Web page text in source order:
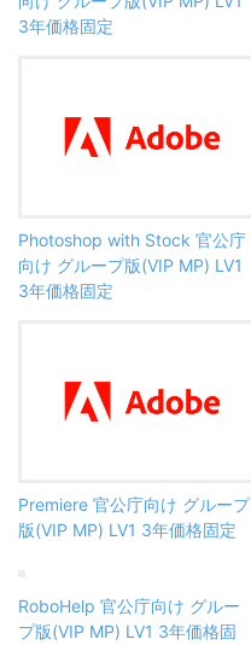
3年価格固定
Photoshop with Stock 官公庁
向け グループ版(VIP MP) LV1
3年価格固定
Premiere 官公庁向け グループ
版(VIP MP) LV1 3年価格固定
RoboHelp 官公庁向け グルー
プ版(VIP MP) LV1 3年価格固